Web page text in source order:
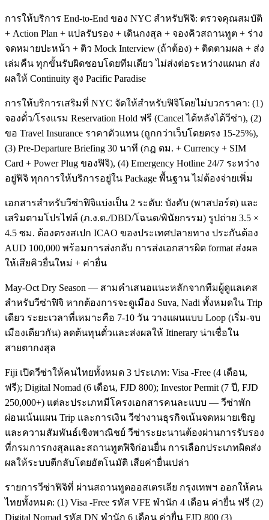
การให้บริการ End-to-End ของ NYC สำหรับฟิจิ: ตรวจคุณสมบัติ
+ Action Plan + แปลรับรอง + เดินกงสุล + จองคิวสถานทูต + ร่าง
จดหมายปะหน้า + ติว Mock Interview (ถ้าต้อง) + ติดตามผล + ส่ง
เล่มคืน ทุกขั้นรับผิดชอบโดยทีมเดียว ไม่ส่งต่อระหว่างแผนก ส่ง
ผลให้ Continuity สูง Pacific Paradise
การให้บริการเสริมที่ NYC จัดให้สำหรับฟิจิโดยไม่บวกราคา: (1)
จองตั๋ว/โรงแรม Reservation Hold ฟรี (Cancel ได้หลังได้วีซ่า), (2)
ขอ Travel Insurance ราคาตัวแทน (ถูกกว่าเว็บโดยตรง 15-25%),
(3) Pre-Departure Briefing 30 นาที (กฎ ตม. + Currency + SIM
Card + Power Plug ของฟิจิ), (4) Emergency Hotline 24/7 ระหว่าง
อยู่ฟิจิ ทุกการให้บริการอยู่ใน Package พื้นฐาน ไม่ต้องจ่ายเพิ่ม
เอกสารสำหรับวีซ่าฟิจิแบ่งเป็น 2 ระดับ: บังคับ (พาสปอร์ต) และ
เสริมตามโปรไฟล์ (ภ.ง.ด./DBD/โฉนด/พินัยกรรม) รูปถ่าย 3.5 ×
4.5 ซม. ต้องตรงสเปก ICAO ของประเทศปลายทาง ประกันต้อง
AUD 100,000 พร้อมการส่งกลับ การส่งเอกสารผิด format ส่งผล
ให้เสียคิวยื่นใหม่ + ค่ายื่น
May-Oct Dry Season — สามคำเสนอแนะหลักจากทีมผู้ดูแลเคส
สำหรับวีซ่าฟิจิ หากต้องการจะดูเมือง Suva, Nadi ทั้งหมดใน Trip
เดียว ระยะเวลาที่เหมาะคือ 7-10 วัน วางแผนแบบ Loop (เริ่ม-จบ
เมืองเดียวกัน) ลดต้นทุนตั๋วและส่งผลให้ Itinerary น่าเชื่อใน
สายตากงสุล
Fiji เปิดวีซ่าให้คนไทยทั้งหมด 3 ประเภท: Visa -Free (4 เดือน,
ฟรี); Digital Nomad (6 เดือน, FJD 800); Investor Permit (7 ปี, FJD
250,000+) แต่ละประเภทมีโครงเอกสารคนละแบบ — วีซ่าพัก
ผ่อนเน้นแผน Trip และการเงิน วีซ่างานธุรกิจเน้นจดหมายเชิญ
และความสัมพันธ์เชิงพาณิชย์ วีซ่าระยะนานต้องผ่านการรับรอง
ที่กรมการกงสุลและสถานทูตฟิจิก่อนยื่น การเลือกประเภทผิดส่ง
ผลให้ระบบตีกลับโดยอัตโนมัติ เสียค่ายื่นเปล่า
รายการวีซ่าฟิจิที่ ผ่านสถานทูตออสเตรเลีย กรุงเทพฯ ออกให้คน
ไทยทั้งหมด: (1) Visa -Free รหัส VFE พำนัก 4 เดือน ค่ายื่น ฟรี (2)
Digital Nomad รหัส DN พำนัก 6 เดือน ค่ายื่น FJD 800 (3)